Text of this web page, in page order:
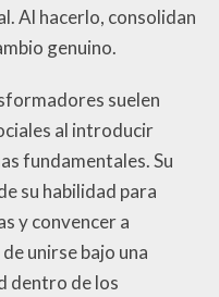
Al hacerlo, consolidan
genuino.
suelen
al introducir
fundamentales. Su
su habilidad para
y convencer a
unirse bajo una
dentro de los